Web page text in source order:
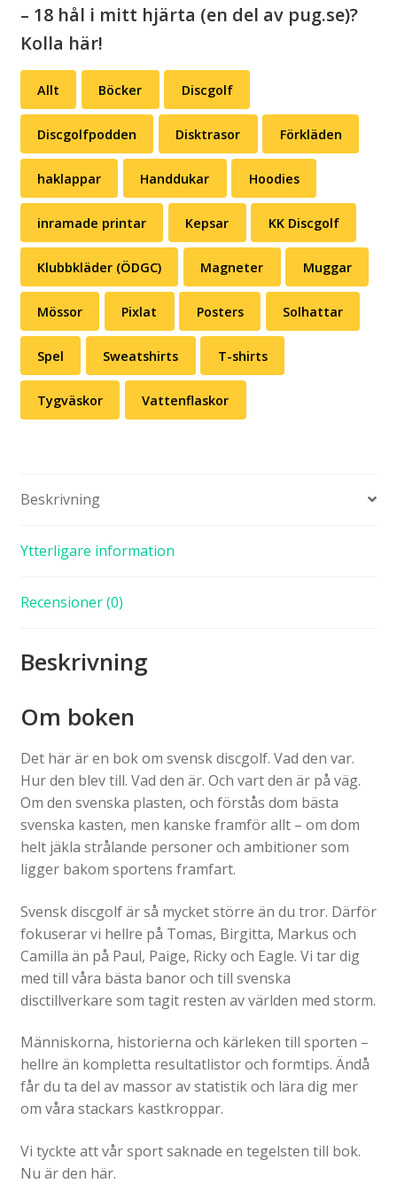
– 18 hål i mitt hjärta (en del av pug.se)?
Kolla här!
Allt Böcker Discgolf
Discgolfpodden Disktrasor Förkläden
haklappar Handdukar Hoodies
inramade printar Kepsar KK Discgolf
Klubbkläder (ÖDGC) Magneter Muggar
Mössor Pixlat Posters Solhattar
Spel Sweatshirts T-shirts
Tygväskor Vattenflaskor
Beskrivning
Ytterligare information
Recensioner (0)
Beskrivning
Om boken
Det här är en bok om svensk discgolf. Vad den var.
Hur den blev till. Vad den är. Och vart den är på väg.
Om den svenska plasten, och förstås dom bästa
svenska kasten, men kanske framför allt – om dom
helt jäkla strålande personer och ambitioner som
ligger bakom sportens framfart.
Svensk discgolf är så mycket större än du tror. Därför
fokuserar vi hellre på Tomas, Birgitta, Markus och
Camilla än på Paul, Paige, Ricky och Eagle. Vi tar dig
med till våra bästa banor och till svenska
disctillverkare som tagit resten av världen med storm.
Människorna, historierna och kärleken till sporten –
hellre än kompletta resultatlistor och formtips. Ändå
får du ta del av massor av statistik och lära dig mer
om våra stackars kastkroppar.
Vi tyckte att vår sport saknade en tegelsten till bok.
Nu är den här.